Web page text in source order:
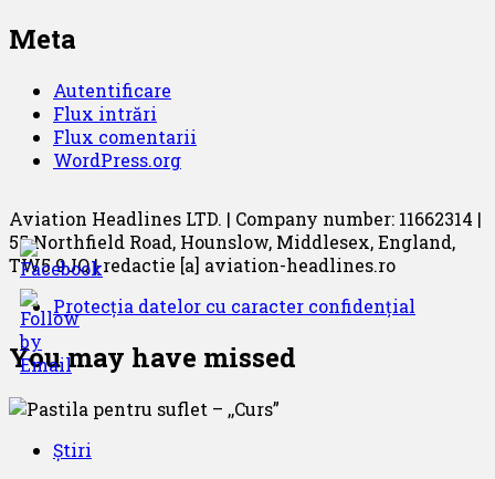
Meta
Autentificare
Flux intrări
Flux comentarii
WordPress.org
Aviation Headlines LTD. | Company number: 11662314 |
55 Northfield Road, Hounslow, Middlesex, England,
TW5 9JQ | redactie [a] aviation-headlines.ro
Protecția datelor cu caracter confidențial
You may have missed
Știri